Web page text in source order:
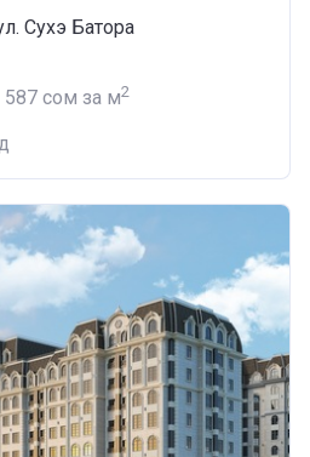
Сухэ Батора
587 сом за м2